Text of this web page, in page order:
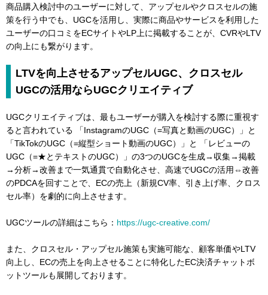
商品購入検討中のユーザーに対して、アップセルやクロスセルの施
策を行う中でも、UGCを活用し、実際に商品やサービスを利用した
ユーザーの口コミをECサイトやLP上に掲載することが、CVRやLTV
の向上にも繋がります。
LTVを向上させるアップセルUGC、クロスセル
UGCの活用ならUGCクリエイティブ
UGCクリエイティブは、最もユーザーが購入を検討する際に重視す
ると言われている 「InstagramのUGC（=写真と動画のUGC）」と
「TikTokのUGC（=縦型ショート動画のUGC）」と 「レビューの
UGC（=★とテキストのUGC）」の3つのUGCを生成→収集→掲載
→分析→改善まで一気通貫で自動化させ、高速でUGCの活用⇔改善
のPDCAを回すことで、ECの売上（新規CV率、引き上げ率、クロス
セル率）を劇的に向上させます。
UGCツールの詳細はこちら： https://ugc-creative.com/
また、クロスセル・アップセル施策も実施可能な、顧客単価やLTV
向上し、ECの売上を向上させることに特化したEC決済チャットボ
ットツールも展開しております。